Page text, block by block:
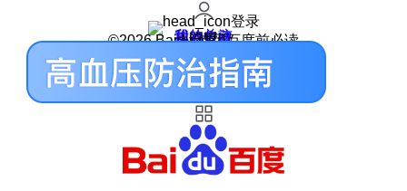
登录
我的关注
我的收藏
皮肤中心
用户反馈
设置
©2026 Baidu 使用百度前必读